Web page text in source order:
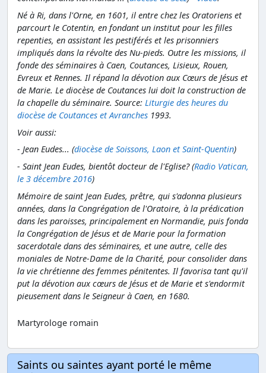
Né à Ri, dans l'Orne, en 1601, il entre chez les Oratoriens et
parcourt le Cotentin, en fondant un institut pour les filles
repenties, en assistant les pestiférés et les prisonniers
impliqués dans la révolte des Nu-pieds. Outre les missions, il
fonde des séminaires à Caen, Coutances, Lisieux, Rouen,
Evreux et Rennes. Il répand la dévotion aux Cœurs de Jésus et
de Marie. Le diocèse de Coutances lui doit la construction de
la chapelle du séminaire. Source: Liturgie des heures du
diocèse de Coutances et Avranches 1993.
Voir aussi:
- Jean Eudes... (diocèse de Soissons, Laon et Saint-Quentin)
- Saint Jean Eudes, bientôt docteur de l'Eglise? (Radio Vatican,
le 3 décembre 2016)
Mémoire de saint Jean Eudes, prêtre, qui s'adonna plusieurs
années, dans la Congrégation de l'Oratoire, à la prédication
dans les paroisses, principalement en Normandie, puis fonda
la Congrégation de Jésus et de Marie pour la formation
sacerdotale dans des séminaires, et une autre, celle des
moniales de Notre-Dame de la Charité, pour consolider dans
la vie chrétienne des femmes pénitentes. Il favorisa tant qu'il
put la dévotion aux cœurs de Jésus et de Marie et s'endormit
pieusement dans le Seigneur à Caen, en 1680.
Martyrologe romain
Saints ou saintes ayant porté le même